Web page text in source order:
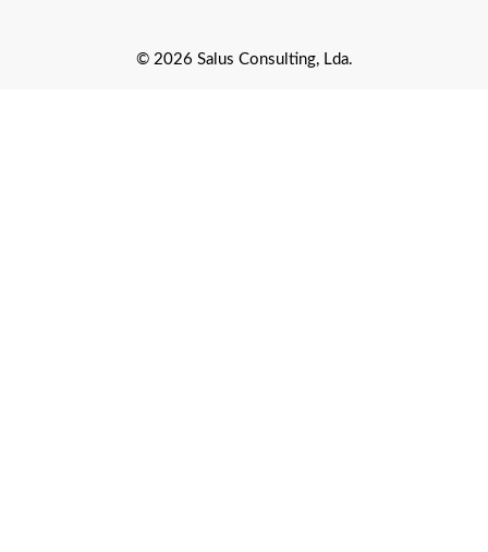
© 2026 Salus Consulting, Lda.